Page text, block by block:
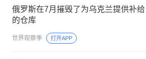
俄罗斯在7月摧毁了为乌克兰提供补给
的仓库
世界观察季 打开APP